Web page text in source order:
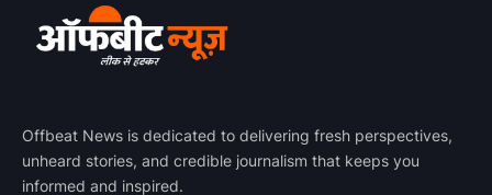
Offbeat News is dedicated to delivering fresh perspectives,
unheard stories, and credible journalism that keeps you
informed and inspired.